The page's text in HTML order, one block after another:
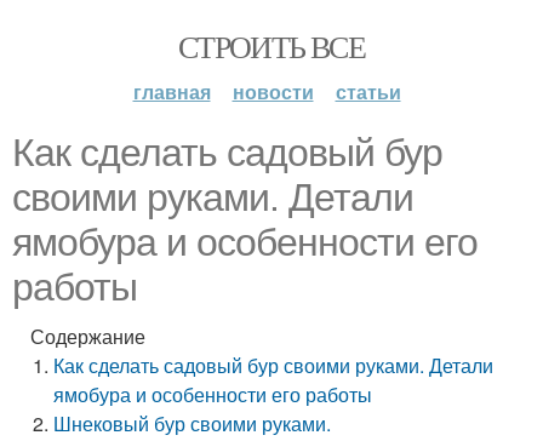
СТРОИТЬ ВСЕ
главная новости статьи
Как сделать садовый бур
своими руками. Детали
ямобура и особенности его
работы
Содержание
Как сделать садовый бур своими руками. Детали
ямобура и особенности его работы
Шнековый бур своими руками.